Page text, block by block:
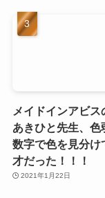
メイドインアビス
あきひと先生、色
数字で色を見分け
才だった！！！
2021年1月22日